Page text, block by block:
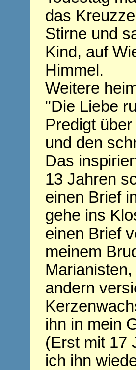
das
Stirne und
Kind, auf
Himmel.
Weitere
"Die Liebe
Predigt
und den
Das
13 Jahren
einen Brief
gehe ins
einen Brief
meinem
andern
ihn in mein
(Erst mit 17
ich ihn